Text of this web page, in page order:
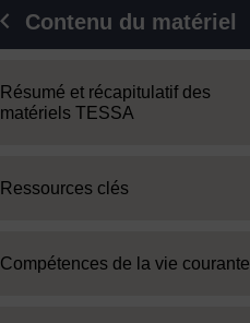
Contenu du matériel
Expand
Résumé et récapitulatif des
matériels TESSA
Expand
Ressources clés
Expand
Compétences de la vie courante